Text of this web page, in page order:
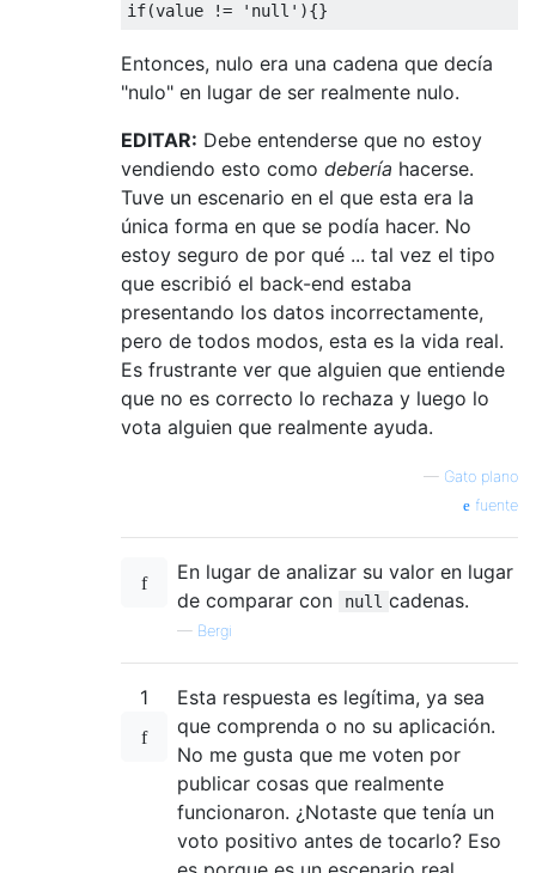
if(value != 'null' ){}
Entonces, nulo era una cadena que decía
"nulo" en lugar de ser realmente nulo.
EDITAR: Debe entenderse que no estoy
vendiendo esto como debería hacerse.
Tuve un escenario en el que esta era la
única forma en que se podía hacer. No
estoy seguro de por qué ... tal vez el tipo
que escribió el back-end estaba
presentando los datos incorrectamente,
pero de todos modos, esta es la vida real.
Es frustrante ver que alguien que entiende
que no es correcto lo rechaza y luego lo
vota alguien que realmente ayuda.
— Gato plano
fuente
En lugar de analizar su valor en lugar
de comparar con
null cadenas.
— Bergi
1
Esta respuesta es legítima, ya sea
que comprenda o no su aplicación.
No me gusta que me voten por
publicar cosas que realmente
funcionaron. ¿Notaste que tenía un
voto positivo antes de tocarlo? Eso